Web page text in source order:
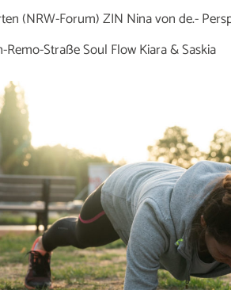
(NRW-Forum) ZIN Nina von de.-
Remo-Straße Soul Flow Kiara & Saskia